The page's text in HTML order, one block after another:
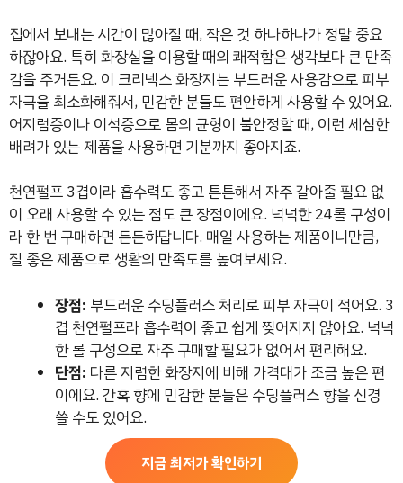
집에서 보내는 시간이 많아질 때, 작은 것 하나하나가 정말 중요
하잖아요. 특히 화장실을 이용할 때의 쾌적함은 생각보다 큰 만족
감을 주거든요. 이 크리넥스 화장지는 부드러운 사용감으로 피부
자극을 최소화해줘서, 민감한 분들도 편안하게 사용할 수 있어요.
어지럼증이나 이석증으로 몸의 균형이 불안정할 때, 이런 세심한
배려가 있는 제품을 사용하면 기분까지 좋아지죠.
천연펄프 3겹이라 흡수력도 좋고 튼튼해서 자주 갈아줄 필요 없
이 오래 사용할 수 있는 점도 큰 장점이에요. 넉넉한 24롤 구성이
라 한 번 구매하면 든든하답니다. 매일 사용하는 제품이니만큼,
질 좋은 제품으로 생활의 만족도를 높여보세요.
장점: 부드러운 수딩플러스 처리로 피부 자극이 적어요. 3
겹 천연펄프라 흡수력이 좋고 쉽게 찢어지지 않아요. 넉넉
한 롤 구성으로 자주 구매할 필요가 없어서 편리해요.
단점: 다른 저렴한 화장지에 비해 가격대가 조금 높은 편
이에요. 간혹 향에 민감한 분들은 수딩플러스 향을 신경
쓸 수도 있어요.
지금 최저가 확인하기